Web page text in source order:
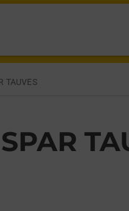
TAUVES
SPAR
TAUVES,